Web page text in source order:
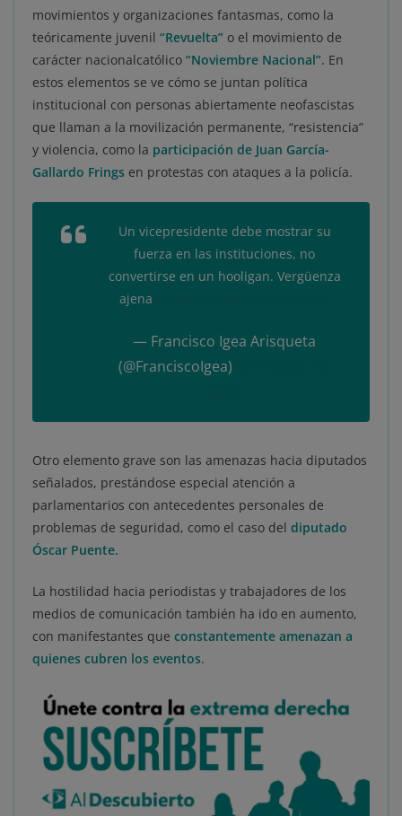
movimientos y organizaciones fantasmas, como la
teóricamente juvenil “Revuelta” o el movimiento de
carácter nacionalcatólico “Noviembre Nacional”. En
estos elementos se ve cómo se juntan política
institucional con personas abiertamente neofascistas
que llaman a la movilización permanente, “resistencia”
y violencia, como la participación de Juan García-
Gallardo Frings en protestas con ataques a la policía.
Un vicepresidente debe mostrar su
fuerza en las instituciones, no
convertirse en un hooligan. Vergüenza
ajena
— Francisco Igea Arisqueta
(@FranciscoIgea)
Otro elemento grave son las amenazas hacia diputados
señalados, prestándose especial atención a
parlamentarios con antecedentes personales de
problemas de seguridad, como el caso del diputado
Óscar Puente.
La hostilidad hacia periodistas y trabajadores de los
medios de comunicación también ha ido en aumento,
con manifestantes que constantemente amenazan a
quienes cubren los eventos.